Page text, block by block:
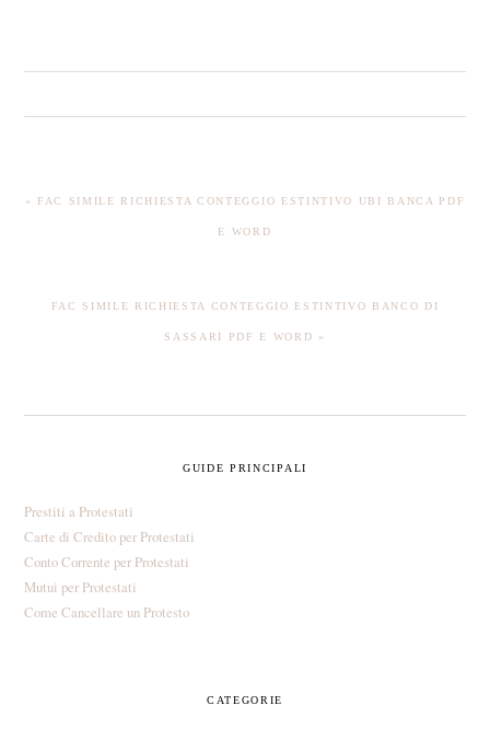
POST:
« FAC SIMILE RICHIESTA CONTEGGIO ESTINTIVO UBI BANCA PDF
E WORD
POST:
FAC SIMILE RICHIESTA CONTEGGIO ESTINTIVO BANCO DI
SASSARI PDF E WORD »
SIDEBAR
GUIDE PRINCIPALI
Prestiti a Protestati
Carte di Credito per Protestati
Conto Corrente per Protestati
Mutui per Protestati
Come Cancellare un Protesto
CATEGORIE